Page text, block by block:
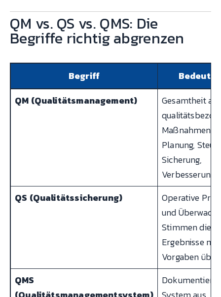
QM vs. QS vs. QMS: Die
Begriffe richtig abgrenzen
Begriff
QM (Qualitätsmanagement)
Gesamtheit
Maßnahmen:
Planung,
Sicherung,
Verbesserung
QS (Qualitätssicherung)
Operative
und
Stimmen die
Ergebnisse
Vorgaben
QMS